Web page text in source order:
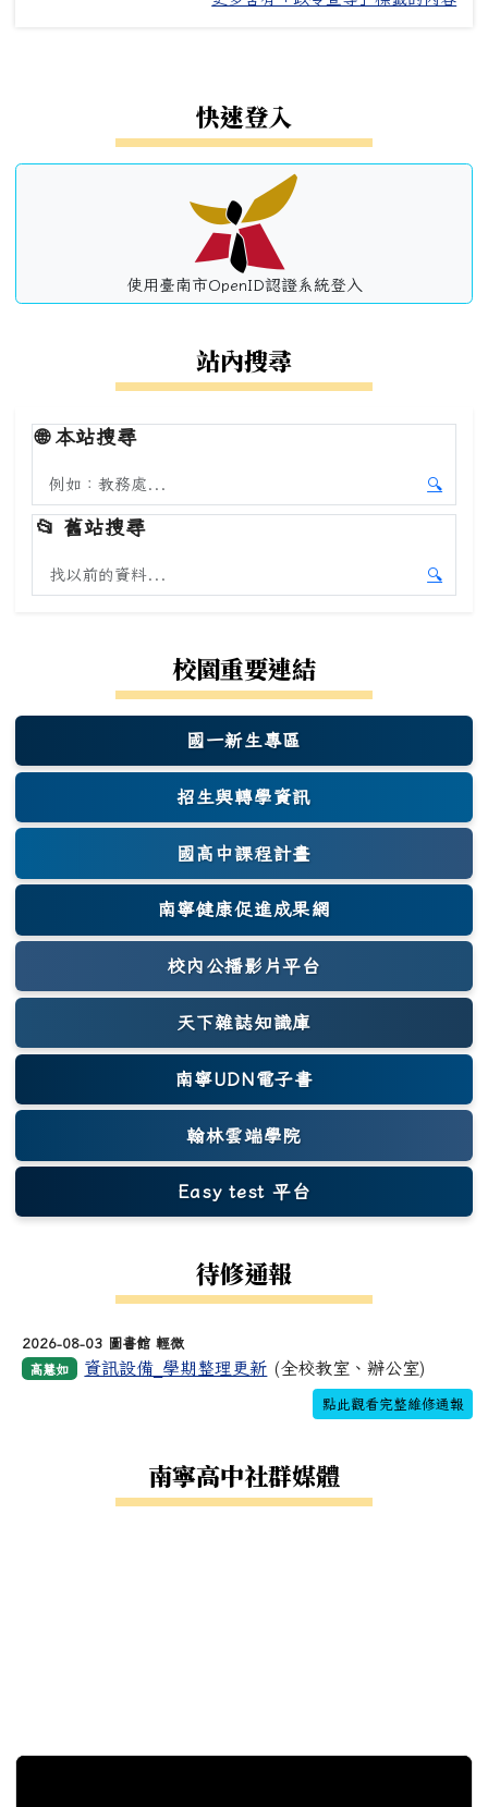
快速登入
使用臺南市OpenID認證系統登入
站內搜尋
🌐本站搜尋
搜尋本站內容
🔍
開始本
📂 舊站搜尋
搜尋舊站內容
🔍
開始舊
校園重要連結
國一新生專區
(另開新視窗)
招生與轉學資訊
國高中課程計畫
南寧健康促進成果網
(另開新視窗)
校內公播影片平台
天下雜誌知識庫
(另開新視窗)
南寧UDN電子書
翰林雲端學院
Easy test 平台
(另開新視窗)
待修通報
2026-08-03 圖書館 輕微
高慧如 資訊設備_學期整理更新 (全校教室、辦公室)
點此觀看完整維修通報
南寧高中社群媒體